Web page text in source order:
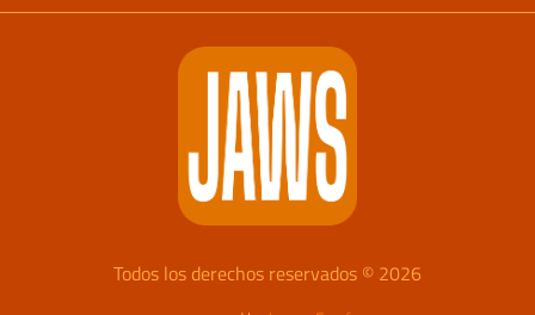
Todos los derechos reservados © 2026